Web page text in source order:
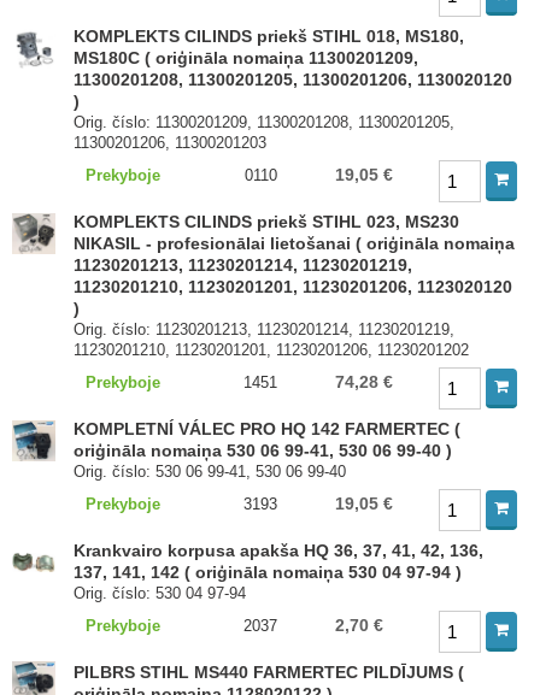
KOMPLEKTS CILINDS priekš STIHL 018, MS180,
MS180C ( oriģināla nomaiņa 11300201209,
11300201208, 11300201205, 11300201206, 1130020120
)
Orig. číslo: 11300201209, 11300201208, 11300201205,
11300201206, 11300201203
Prekyboje
0110 19,05 €
KOMPLEKTS CILINDS priekš STIHL 023, MS230
NIKASIL - profesionālai lietošanai ( oriģināla nomaiņa
11230201213, 11230201214, 11230201219,
11230201210, 11230201201, 11230201206, 1123020120
)
Orig. číslo: 11230201213, 11230201214, 11230201219,
11230201210, 11230201201, 11230201206, 11230201202
Prekyboje
1451 74,28 €
KOMPLETNÍ VÁLEC PRO HQ 142 FARMERTEC (
oriģināla nomaiņa 530 06 99-41, 530 06 99-40 )
Orig. číslo: 530 06 99-41, 530 06 99-40
Prekyboje
3193 19,05 €
Krankvairo korpusa apakša HQ 36, 37, 41, 42, 136,
137, 141, 142 ( oriģināla nomaiņa 530 04 97-94 )
Orig. číslo: 530 04 97-94
Prekyboje
2037 2,70 €
PILBRS STIHL MS440 FARMERTEC PILDĪJUMS (